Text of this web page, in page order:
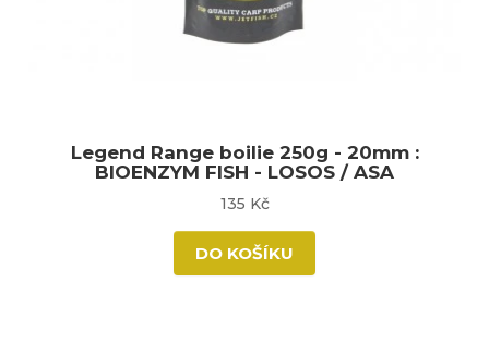
Legend Range boilie 250g - 20mm :
BIOENZYM FISH - LOSOS / ASA
135 Kč
DO KOŠÍKU